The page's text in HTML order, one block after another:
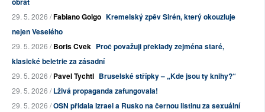
29. 5. 2026 /Fabiano Golgo Kremelský zpěv Sirén, který okouzluje
nejen Veselého
29. 5. 2026 /Boris Cvek Proč považuji překlady zejména staré,
klasické beletrie za zásadní
29. 5. 2026 /Pavel Tychtl Bruselské střípky – „Kde jsou ty knihy?“
29. 5. 2026 /Lživá propaganda zafungovala!
29. 5. 2026 /OSN přidala Izrael a Rusko na černou listinu za sexuální